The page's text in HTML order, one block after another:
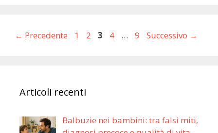
← Precedente Pagina
1 Pagina
2 Pagina
3 Pagina
4 … Pagina
9 Successivo →
Articoli recenti
Balbuzie nei bambini: tra falsi miti,